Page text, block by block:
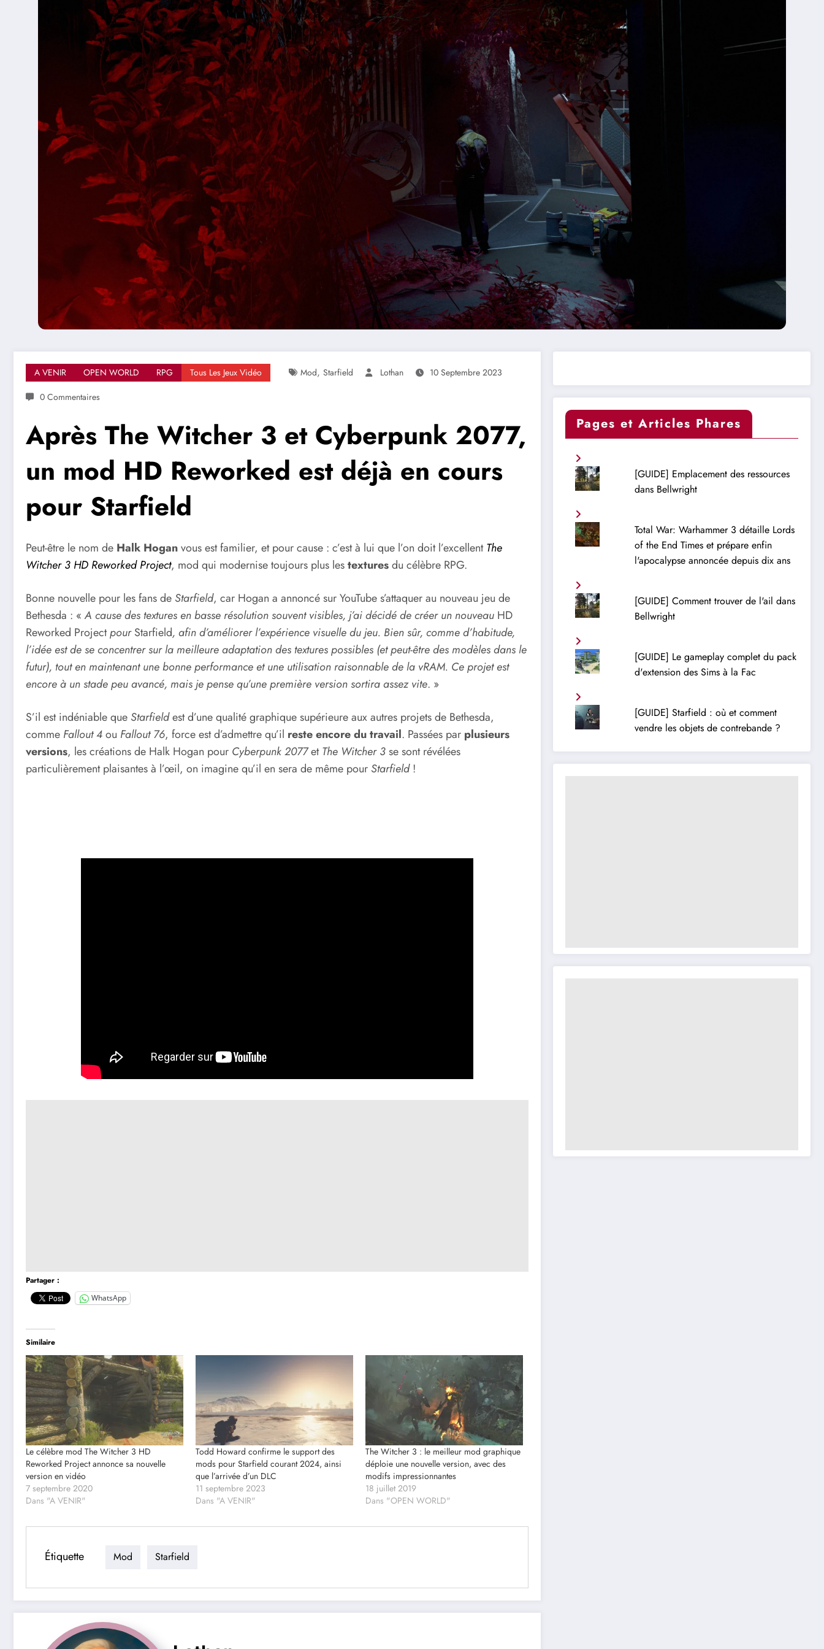
A VENIR OPEN WORLD RPG Tous Les Jeux Vidéo Mod, Starfield Lothan
10 Septembre 2023
0 Commentaires
Après The Witcher 3 et Cyberpunk 2077,
un mod HD Reworked est déjà en cours
pour Starfield
Peut-être le nom de Halk Hoganvous est familier, et pour cause : c’est à lui que l’on doit l’excellentThe
Witcher 3 HD Reworked Project, mod qui modernise toujours plus lestexturesdu célèbre RPG.
Bonne nouvelle pour les fans de Starfield, car Hogan a annoncé sur YouTube s’attaquer au nouveau jeu de
Bethesda : «A cause des textures en basse résolution souvent visibles, j’ai décidé de créer un nouveau HD
Reworked ProjectpourStarfield, afin d’améliorer l’expérience visuelle du jeu. Bien sûr, comme d’habitude,
l’idée est de se concentrer sur la meilleure adaptation des textures possibles (et peut-être des modèles dans le
futur), tout en maintenant une bonne performance et une utilisation raisonnable de la vRAM. Ce projet est
encore à un stade peu avancé, mais je pense qu’une première version sortira assez vite. »
S’il est indéniable que Starfieldest d’une qualité graphique supérieure aux autres projets de Bethesda,
comme Fallout 4ou Fallout 76, force est d’admettre qu’il reste encore du travail. Passées par plusieurs
versions, les créations de Halk Hogan pour Cyberpunk 2077etThe Witcher 3se sont révélées
particulièrement plaisantes à l’œil, on imagine qu’il en sera de même pour Starfield!
Partager :
WhatsApp
Similaire
Le célèbre mod The Witcher 3 HD
Reworked Project annonce sa nouvelle
version en vidéo
7 septembre 2020
Dans "A VENIR"
Todd Howard confirme le support des
mods pour Starfield courant 2024, ainsi
que l’arrivée d’un DLC
11 septembre 2023
Dans "A VENIR"
The Witcher 3 : le meilleur mod graphique
déploie une nouvelle version, avec des
modifs impressionnantes
18 juillet 2019
Dans "OPEN WORLD"
Étiquette Mod Starfield
Pages et Articles Phares
[GUIDE] Emplacement des ressources
dans Bellwright
Total War: Warhammer 3 détaille Lords
of the End Times et prépare enfin
l'apocalypse annoncée depuis dix ans
[GUIDE] Comment trouver de l'ail dans
Bellwright
[GUIDE] Le gameplay complet du pack
d'extension des Sims à la Fac
[GUIDE] Starfield : où et comment
vendre les objets de contrebande ?